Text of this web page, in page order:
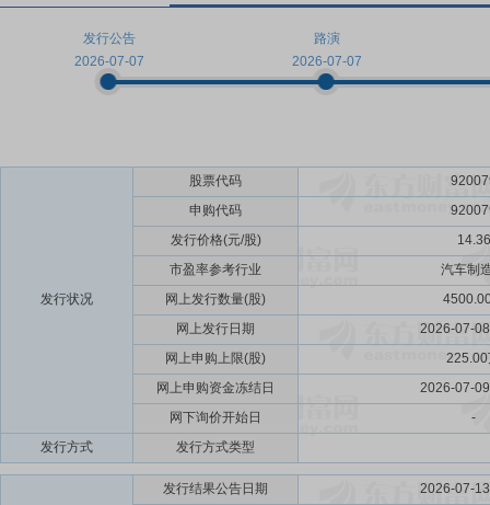
发行公告
2026-07-07
路演
2026-07-07
发行状况
股票代码
申购代码
发行价格(元/股)
14.36
市盈率参考行业
汽车制
网上发行数量(股)
网上发行日期
2026-07-
网上申购上限(股)
225.00
网上申购资金冻结日
2026-07-
网下询价开始日
-
发行方式
发行方式类型
发行结果公告日期
2026-07-